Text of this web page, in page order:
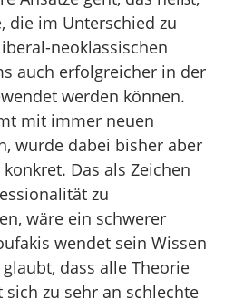
die im Unterschied zu
neoklassischen
auch erfolgreicher in der
werden können.
mit immer neuen
wurde dabei bisher aber
Das als Zeichen
zu
wäre ein schwerer
wendet sein Wissen
dass alle Theorie
sich zu sehr an schlechte